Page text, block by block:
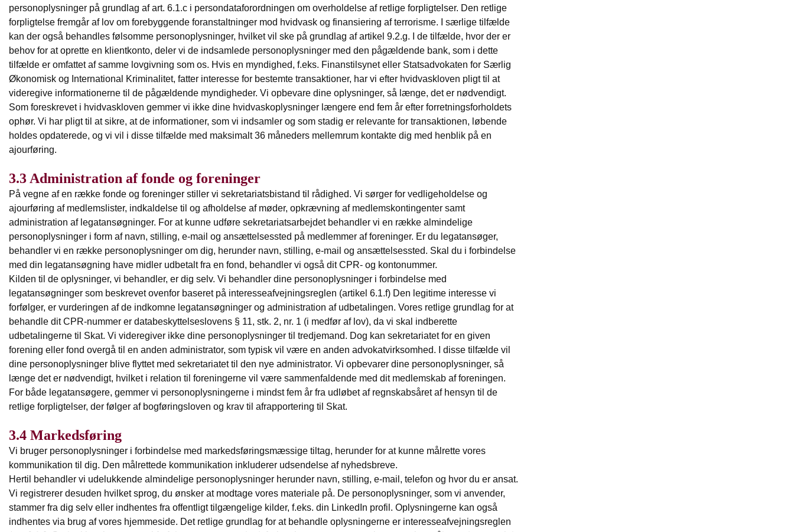
personoplysninger på grundlag af art. 6.1.c i persondataforordningen om overholdelse af retlige forpligtelser. Den retlige
forpligtelse fremgår af lov om forebyggende foranstaltninger mod hvidvask og finansiering af terrorisme. I særlige tilfælde
kan der også behandles følsomme personoplysninger, hvilket vil ske på grundlag af artikel 9.2.g. I de tilfælde, hvor der er
behov for at oprette en klientkonto, deler vi de indsamlede personoplysninger med den pågældende bank, som i dette
tilfælde er omfattet af samme lovgivning som os. Hvis en myndighed, f.eks. Finanstilsynet eller Statsadvokaten for Særlig
Økonomisk og International Kriminalitet, fatter interesse for bestemte transaktioner, har vi efter hvidvaskloven pligt til at
videregive informationerne til de pågældende myndigheder. Vi opbevare dine oplysninger, så længe, det er nødvendigt.
Som foreskrevet i hvidvaskloven gemmer vi ikke dine hvidvaskoplysninger længere end fem år efter forretningsforholdets
ophør. Vi har pligt til at sikre, at de informationer, som vi indsamler og som stadig er relevante for transaktionen, løbende
holdes opdaterede, og vi vil i disse tilfælde med maksimalt 36 måneders mellemrum kontakte dig med henblik på en
ajourføring.
3.3 Administration af fonde og foreninger
På vegne af en række fonde og foreninger stiller vi sekretariatsbistand til rådighed. Vi sørger for vedligeholdelse og
ajourføring af medlemslister, indkaldelse til og afholdelse af møder, opkrævning af medlemskontingenter samt
administration af legatansøgninger. For at kunne udføre sekretariatsarbejdet behandler vi en række almindelige
personoplysninger i form af navn, stilling, e-mail og ansættelsessted på medlemmer af foreninger. Er du legatansøger,
behandler vi en række personoplysninger om dig, herunder navn, stilling, e-mail og ansættelsessted. Skal du i forbindelse
med din legatansøgning have midler udbetalt fra en fond, behandler vi også dit CPR- og kontonummer.
Kilden til de oplysninger, vi behandler, er dig selv. Vi behandler dine personoplysninger i forbindelse med
legatansøgninger som beskrevet ovenfor baseret på interesseafvejningsreglen (artikel 6.1.f) Den legitime interesse vi
forfølger, er vurderingen af de indkomne legatansøgninger og administration af udbetalingen. Vores retlige grundlag for at
behandle dit CPR-nummer er databeskyttelseslovens § 11, stk. 2, nr. 1 (i medfør af lov), da vi skal indberette
udbetalingerne til Skat. Vi videregiver ikke dine personoplysninger til tredjemand. Dog kan sekretariatet for en given
forening eller fond overgå til en anden administrator, som typisk vil være en anden advokatvirksomhed. I disse tilfælde vil
dine personoplysninger blive flyttet med sekretariatet til den nye administrator. Vi opbevarer dine personoplysninger, så
længe det er nødvendigt, hvilket i relation til foreningerne vil være sammenfaldende med dit medlemskab af foreningen.
For både legatansøgere, gemmer vi personoplysningerne i mindst fem år fra udløbet af regnskabsåret af hensyn til de
retlige forpligtelser, der følger af bogføringsloven og krav til afrapportering til Skat.
3.4 Markedsføring
Vi bruger personoplysninger i forbindelse med markedsføringsmæssige tiltag, herunder for at kunne målrette vores
kommunikation til dig. Den målrettede kommunikation inkluderer udsendelse af nyhedsbreve.
Hertil behandler vi udelukkende almindelige personoplysninger herunder navn, stilling, e-mail, telefon og hvor du er ansat.
Vi registrerer desuden hvilket sprog, du ønsker at modtage vores materiale på. De personoplysninger, som vi anvender,
stammer fra dig selv eller indhentes fra offentligt tilgængelige kilder, f.eks. din LinkedIn profil. Oplysningerne kan også
indhentes via brug af vores hjemmeside. Det retlige grundlag for at behandle oplysningerne er interesseafvejningsreglen